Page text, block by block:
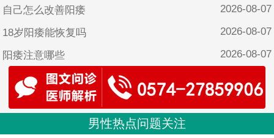
自己怎么改善阳痿 2026-08-07
18岁阳痿能恢复吗 2026-08-07
阳痿注意哪些 2026-08-07
导致阳痿的原因有哪些呢？
龟头炎多久能治疗好 2026-08-03
男性热点问题关注